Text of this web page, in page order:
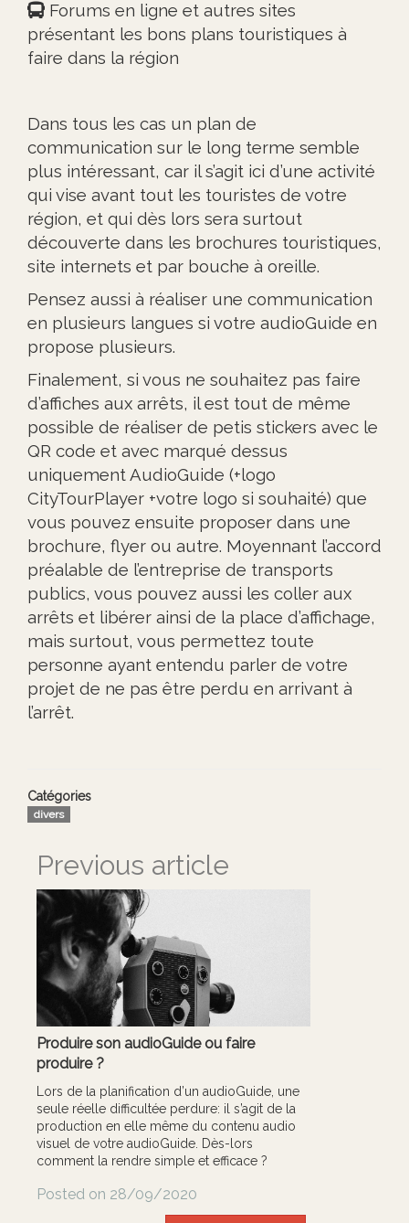
Forums en ligne et autres sites
présentant les bons plans touristiques à
faire dans la région
Dans tous les cas un plan de
communication sur le long terme semble
plus intéressant, car il s’agit ici d’une activité
qui vise avant tout les touristes de votre
région, et qui dès lors sera surtout
découverte dans les brochures touristiques,
site internets et par bouche à oreille.
Pensez aussi à réaliser une communication
en plusieurs langues si votre audioGuide en
propose plusieurs.
Finalement, si vous ne souhaitez pas faire
d’affiches aux arrêts, il est tout de même
possible de réaliser de petis stickers avec le
QR code et avec marqué dessus
uniquement AudioGuide (+logo
CityTourPlayer +votre logo si souhaité) que
vous pouvez ensuite proposer dans une
brochure, flyer ou autre. Moyennant l’accord
préalable de l’entreprise de transports
publics, vous pouvez aussi les coller aux
arrêts et libérer ainsi de la place d’affichage,
mais surtout, vous permettez toute
personne ayant entendu parler de votre
projet de ne pas être perdu en arrivant à
l’arrêt.
Catégories
divers
Previous article
Produire son audioGuide ou faire
produire ?
Lors de la planification d’un audioGuide, une
seule réelle difficultée perdure: il s’agit de la
production en elle même du contenu audio
visuel de votre audioGuide. Dès-lors
comment la rendre simple et efficace ?
Posted on 28/09/2020